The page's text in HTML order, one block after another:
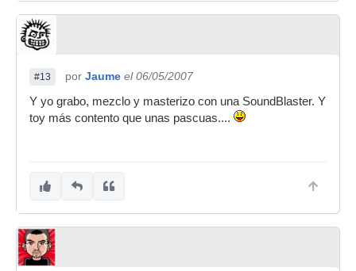
#13 por Jaume el 06/05/2007
Y yo grabo, mezclo y masterizo con una SoundBlaster. Y
toy más contento que unas pascuas....